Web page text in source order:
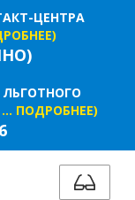
ЦЕНТРА
... ПОДРОБНЕЕ)